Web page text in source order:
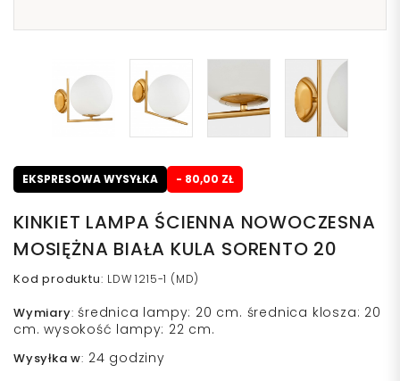
EKSPRESOWA WYSYŁKA - 80,00 ZŁ
KINKIET LAMPA ŚCIENNA NOWOCZESNA
MOSIĘŻNA BIAŁA KULA SORENTO 20
Kod produktu: LDW 1215-1 (MD)
Wymiary: średnica lampy: 20 cm. średnica klosza: 20
cm. wysokość lampy: 22 cm.
Wysyłka w: 24 godziny